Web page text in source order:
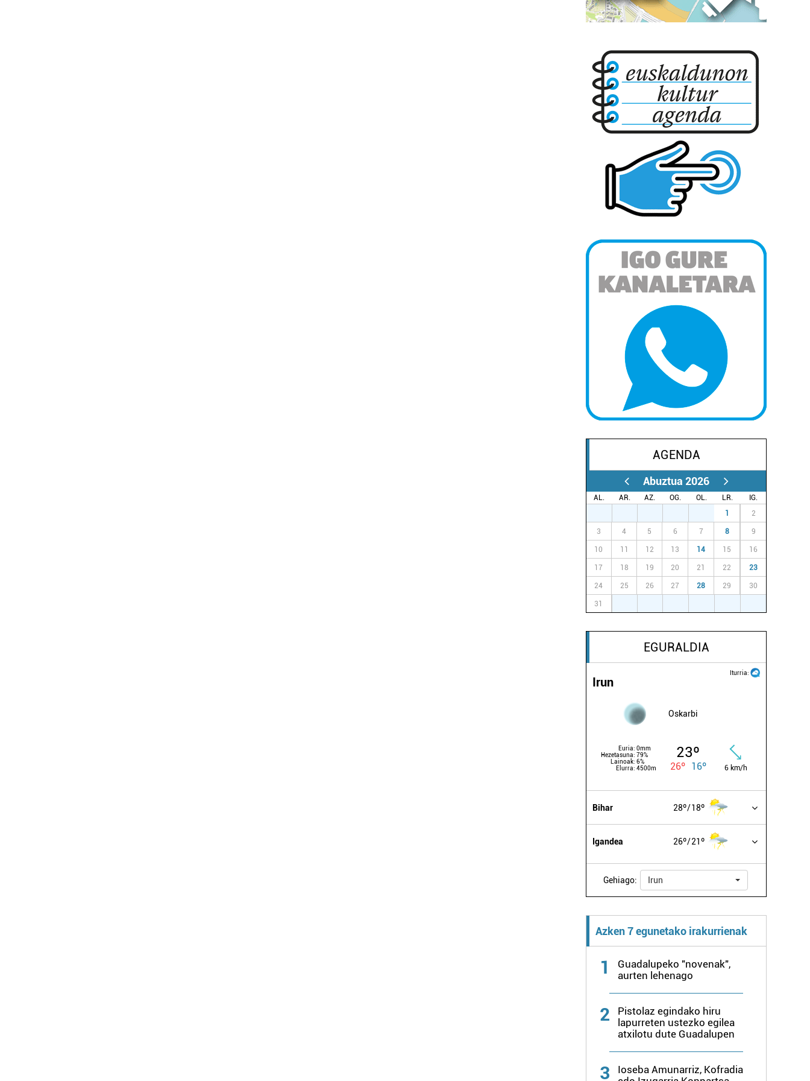
AGENDA
Abuztua 2026
AL. AR. AZ. OG. OL. LR.
IG.
1 2
3 4 5 6 7 8 9
10 11 12 13 14 15 16
17 18 19 20 21 22 23
24 25 26 27 28 29 30
31
EGURALDIA
Iturria:
Irun
Oskarbi
Euria: 0mm
Hezetasuna: 79%
Lainoak: 6%
Elurra: 4500m
23º
26º 16º 6 km/h
Bihar 28º 18º
Igandea 26º 21º
Gehiago: Irun
Azken 7 egunetako irakurrienak
1
Guadalupeko "novenak",
aurten lehenago
2
Pistolaz egindako hiru
lapurreten ustezko egilea
atxilotu dute Guadalupen
3
Ioseba Amunarriz, Kofradia